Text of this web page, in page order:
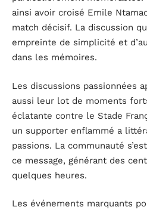
ainsi avoir croisé Emile
match décisif. La discussion
empreinte de simplicité et
dans les mémoires.
Les discussions passionnées
aussi leur lot de moments
éclatante contre le Stade
un supporter enflammé a
passions. La communauté
ce message, générant des
quelques heures.
Les événements marquants